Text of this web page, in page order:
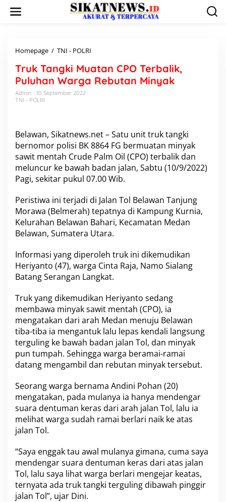
Homepage / TNI - POLRI
u
i
M
u
a
t
a
C
P
O
T
e
a
l
i
,
u
l
u
h
a
n
W
r
g
a
R
e
t
a
n
M
i
Truk Tangki Muatan CPO Terbalik,
Puluhan Warga Rebutan Minyak
Admin
10 September 2022
TNI - POLRI
Belawan, Sikatnews.net – Satu unit truk tangki
bernomor polisi BK 8864 FG bermuatan minyak
sawit mentah Crude Palm Oil (CPO) terbalik dan
meluncur ke bawah badan jalan, Sabtu (10/9/2022)
Pagi, sekitar pukul 07.00 Wib.
Peristiwa ini terjadi di Jalan Tol Belawan Tanjung
Morawa (Belmerah) tepatnya di Kampung Kurnia,
Kelurahan Belawan Bahari, Kecamatan Medan
Belawan, Sumatera Utara.
Informasi yang diperoleh truk ini dikemudikan
Heriyanto (47), warga Cinta Raja, Namo Sialang
Batang Serangan Langkat.
Truk yang dikemudikan Heriyanto sedang
membawa minyak sawit mentah (CPO), ia
mengatakan dari arah Medan menuju Belawan
tiba-tiba ia mengantuk lalu lepas kendali langsung
terguling ke bawah badan jalan Tol, dan minyak
pun tumpah. Sehingga warga beramai-ramai
datang mengambil dan rebutan minyak tersebut.
Seorang warga bernama Andini Pohan (20)
mengatakan, pada mulanya ia hanya mendengar
suara dentuman keras dari arah jalan Tol, lalu ia
melihat warga sudah ramai berlari naik ke atas
jalan Tol.
“Saya enggak tau awal mulanya gimana, cuma saya
mendengar suara dentuman keras dari atas jalan
Tol, lalu saya lihat warga berlari mengejar keatas,
ternyata ada truk tangki terguling dibawah pinggir
jalan Tol”, ujar Dini.